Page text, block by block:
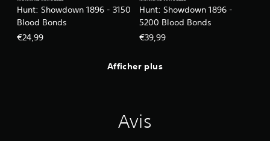
Hunt: Showdown 1896 - 3150
Blood Bonds
€24,99
Hunt: Showdown 1896 -
5200 Blood Bonds
€39,99
Afficher plus
Avis